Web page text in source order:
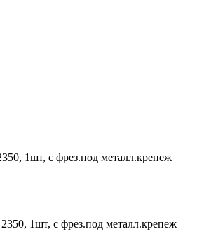
1шт, с фрез.под металл.крепеж
1шт, с фрез.под металл.крепеж